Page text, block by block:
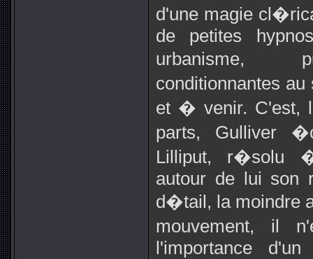
d'une magie
de petites
urbanisme,
conditionnantes
et � venir. C'est,
parts, Gulliver
Lilliput, r�solu
autour de lui son
d�tail, la moindre
mouvement, il
l'importance